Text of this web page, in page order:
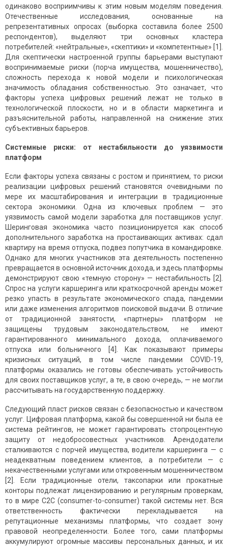
одинаково восприимчивы к этим новым моделям поведения.
Отечественные исследования, основанные на
репрезентативных опросах (выборка составила более 2500
респондентов), выделяют три основных кластера
потребителей: «нейтральные», «скептики» и «компетентные» [1].
Для скептически настроенной группы барьерами выступают
воспринимаемые риски (порча имущества, мошенничество),
сложность перехода к новой модели и психологическая
значимость обладания собственностью. Это означает, что
факторы успеха цифровых решений лежат не только в
технологической плоскости, но и в области маркетинга и
разъяснительной работы, направленной на снижение этих
субъективных барьеров.
Системные риски: от нестабильности до уязвимости
платформ
Если факторы успеха связаны с ростом и принятием, то риски
реализации цифровых решений становятся очевидными по
мере их масштабирования и интеграции в традиционные
сектора экономики. Одна из ключевых проблем — это
уязвимость самой модели заработка для поставщиков услуг.
Шеринговая экономика часто позиционируется как способ
дополнительного заработка на простаивающих активах: сдал
квартиру на время отпуска, подвез попутчика в командировке.
Однако для многих участников эта деятельность постепенно
превращается в основной источник дохода, и здесь платформы
демонстрируют свою «темную сторону» — нестабильность [2].
Спрос на услуги каршеринга или краткосрочной аренды может
резко упасть в результате экономического спада, пандемии
или даже изменения алгоритмов поисковой выдачи. В отличие
от традиционной занятости, «партнеры» платформ не
защищены трудовым законодательством, не имеют
гарантированного минимального дохода, оплачиваемого
отпуска или больничного [4]. Как показывают примеры
кризисных ситуаций, в том числе пандемии COVID-19,
платформы оказались не готовы обеспечивать устойчивость
для своих поставщиков услуг, а те, в свою очередь, — не могли
рассчитывать на государственную поддержку.
Следующий пласт рисков связан с безопасностью и качеством
услуг. Цифровая платформа, какой бы совершенной ни была ее
система рейтингов, не может гарантировать стопроцентную
защиту от недобросовестных участников. Арендодатели
сталкиваются с порчей имущества, водители каршеринга — с
неадекватным поведением клиентов, а потребители — с
некачественными услугами или откровенным мошенничеством
[2]. Если традиционные отели, таксопарки или прокатные
конторы подлежат лицензированию и регулярным проверкам,
то в мире C2C (consumer-to-consumer) такой системы нет. Вся
ответственность фактически перекладывается на
репутационные механизмы платформы, что создает зону
правовой неопределенности. Более того, сами платформы
аккумулируют огромные массивы персональных данных, и их